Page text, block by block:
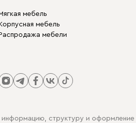
мебель
Корпусная мебель
Распродажа мебели
структуру и